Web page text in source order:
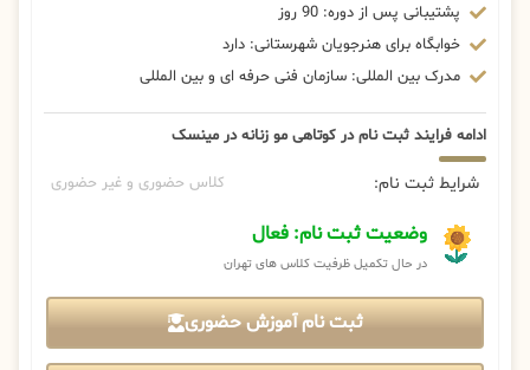
پشتیبانی پس از دوره: 90 روز
خوابگاه برای هنرجویان شهرستانی: دارد
مدرک بین المللی: سازمان فنی حرفه ای و بین المللی
ادامه فرایند ثبت نام در کوتاهی مو زنانه در مینسک
شرایط ثبت نام: کلاس حضوری و غیر حضوری
وضعیت ثبت نام: فعال
در حال تکمیل ظرفیت کلاس های تهران
ثبت نام آموزش حضوری